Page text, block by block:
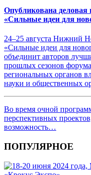
Опубликована
«Сильные идеи для
24–25 августа Нижний
«Сильные идеи для
объединит авторов
прошлых сезонов
региональных органов
науки и общественных
Во время очной
перспективных
возможность…
ПОПУЛЯРНОЕ